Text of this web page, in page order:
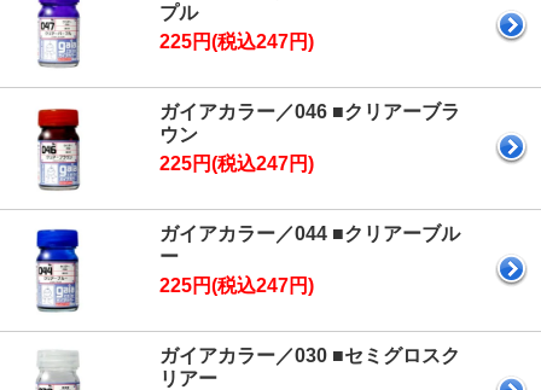
プル
225円(税込247円)
ガイアカラー／046 ■クリアーブラ
ウン
225円(税込247円)
ガイアカラー／044 ■クリアーブル
ー
225円(税込247円)
ガイアカラー／030 ■セミグロスク
リアー